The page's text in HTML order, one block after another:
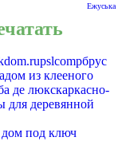
Ежуська
pslcompбрус
дом из клееного
де люкскаркасно-
для деревянной
под ключ